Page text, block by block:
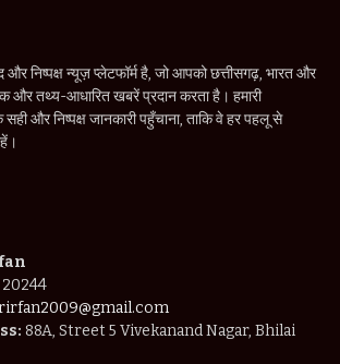
निष्पक्ष न्यूज़ प्लेटफॉर्म है, जो आपको छत्तीसगढ़, भारत और
और तथ्य-आधारित खबरें प्रदान करता है। हमारी
और निष्पक्ष जानकारी पहुँचाना, ताकि वे हर पहलू से
20244
88A, Street 5 Vivekanand Nagar, Bhilai